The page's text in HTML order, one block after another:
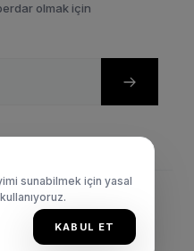
olmak için
Hakları Saklıdır.
Kullanım Şartları
sunabilmek için yasal
KABUL ET